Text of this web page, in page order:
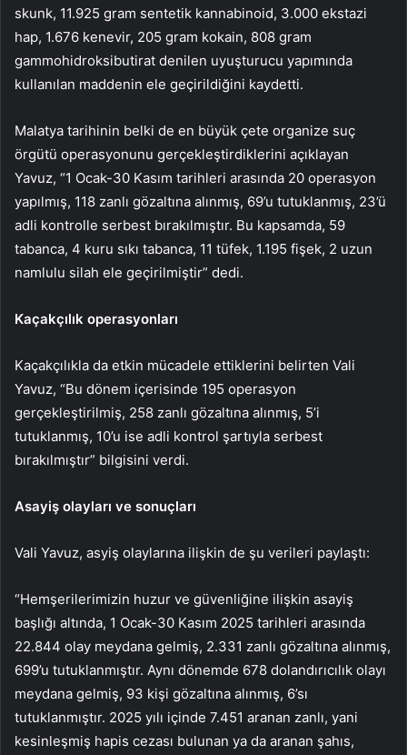
skunk, 11.925 gram sentetik kannabinoid, 3.000 ekstazi
hap, 1.676 kenevir, 205 gram kokain, 808 gram
gammohidroksibutirat denilen uyuşturucu yapımında
kullanılan maddenin ele geçirildiğini kaydetti.
Malatya tarihinin belki de en büyük çete organize suç
örgütü operasyonunu gerçekleştirdiklerini açıklayan
Yavuz, “1 Ocak-30 Kasım tarihleri arasında 20 operasyon
yapılmış, 118 zanlı gözaltına alınmış, 69’u tutuklanmış, 23’ü
adli kontrolle serbest bırakılmıştır. Bu kapsamda, 59
tabanca, 4 kuru sıkı tabanca, 11 tüfek, 1.195 fişek, 2 uzun
namlulu silah ele geçirilmiştir” dedi.
Kaçakçılık operasyonları
Kaçakçılıkla da etkin mücadele ettiklerini belirten Vali
Yavuz, “Bu dönem içerisinde 195 operasyon
gerçekleştirilmiş, 258 zanlı gözaltına alınmış, 5’i
tutuklanmış, 10’u ise adli kontrol şartıyla serbest
bırakılmıştır” bilgisini verdi.
Asayiş olayları ve sonuçları
Vali Yavuz, asyiş olaylarına ilişkin de şu verileri paylaştı:
“Hemşerilerimizin huzur ve güvenliğine ilişkin asayiş
başlığı altında, 1 Ocak-30 Kasım 2025 tarihleri arasında
22.844 olay meydana gelmiş, 2.331 zanlı gözaltına alınmış,
699’u tutuklanmıştır. Aynı dönemde 678 dolandırıcılık olayı
meydana gelmiş, 93 kişi gözaltına alınmış, 6’sı
tutuklanmıştır. 2025 yılı içinde 7.451 aranan zanlı, yani
kesinleşmiş hapis cezası bulunan ya da aranan şahıs,